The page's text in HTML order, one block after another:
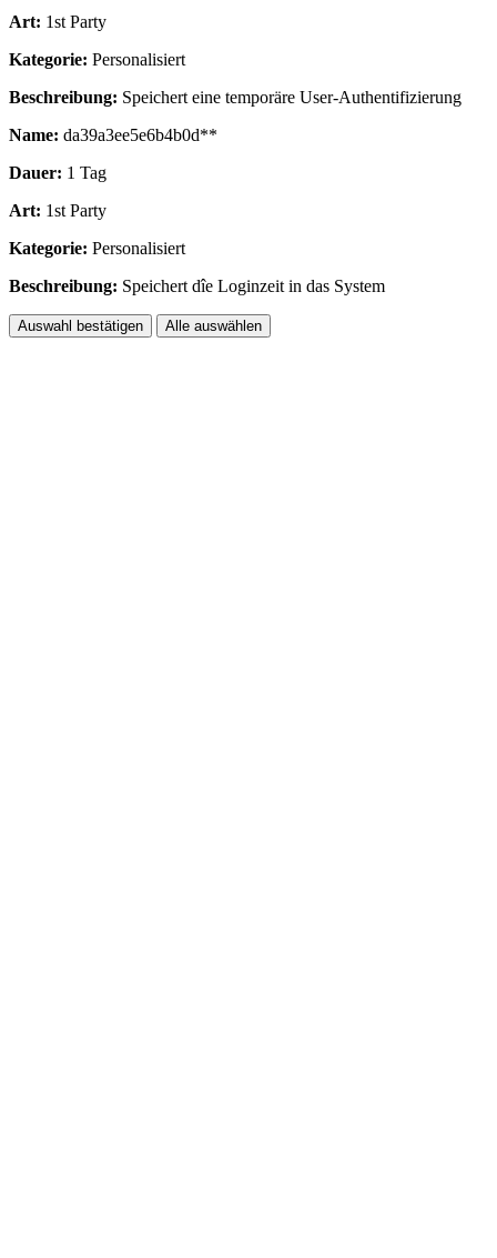
Art: 1st Party
Kategorie: Personalisiert
Beschreibung: Speichert eine temporäre User-Authentifizierung
Name: da39a3ee5e6b4b0d**
Dauer: 1 Tag
Art: 1st Party
Kategorie: Personalisiert
Beschreibung: Speichert dîe Loginzeit in das System
Auswahl bestätigen Alle auswählen